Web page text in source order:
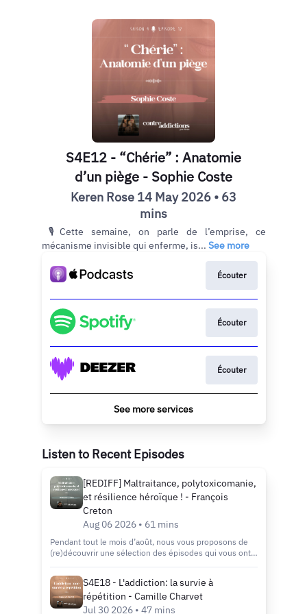
S4E12 - “Chérie” : Anatomie
d’un piège - Sophie Coste
Keren Rose 14 May 2026 • 63
mins
🎙Cette semaine, on parle de l’emprise, ce
mécanisme invisible qui enferme, is... See more
Écouter
Écouter
Écouter
See more services
Listen to Recent Episodes
[REDIFF] Maltraitance, polytoxicomanie,
et résilience héroïque ! - François
Creton
Aug 06 2026 • 61 mins
Pendant tout le mois d’août, nous vous proposons de
(re)découvrir une sélection des épisodes qui vous ont
témoignages forts, des échanges éclairants et des clés
de réflexion toujours aussi actuelles. Que vous soyez
fidèle auditeur ou que vous découvriez le podcast, c’est
l’occasion idéale de plonger dans les épisodes
S4E18 - L'addiction: la survie à
répétition - Camille Charvet
Jul 30 2026 • 47 mins